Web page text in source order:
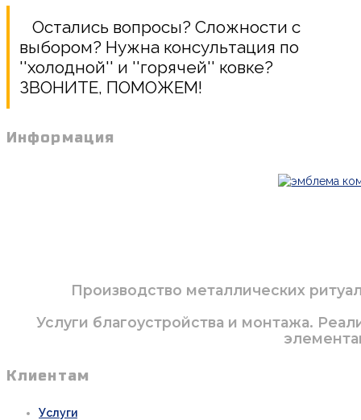
Остались вопросы? Сложности с
выбором? Нужна консультация по
''холодной'' и ''горячей'' ковке?
ЗВОНИТЕ, ПОМОЖЕМ!
Информация
Производство металлических
Услуги благоустройства и монтажа.
Клиентам
Услуги